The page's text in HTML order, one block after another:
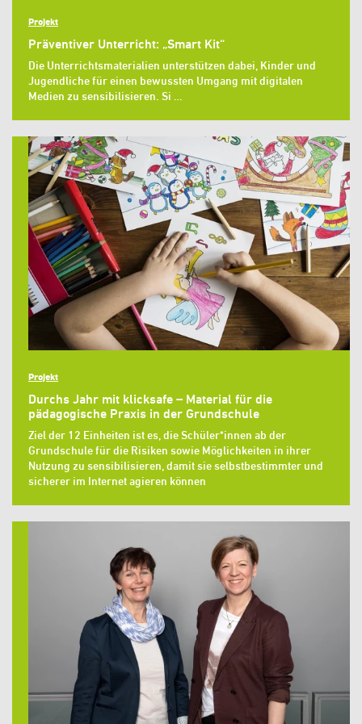
Projekt
Präventiver Unterricht: „Smart Kit“
Die Unterrichtsmaterialien unterstützen dabei, Kinder und
Jugendliche für einen bewussten Umgang mit digitalen
Medien zu sensibilisieren. Si …
Projekt
Durchs Jahr mit klicksafe – Material für die
pädagogische Praxis in der Grundschule
Ziel der 12 Einheiten ist es, die Schüler*innen ab der
Grundschule für die Risiken sowie Möglichkeiten in ihrer
Nutzung zu sensibilisieren, damit sie selbstbestimmter und
sicherer im Internet agieren können